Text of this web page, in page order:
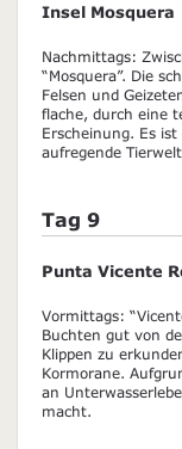
Insel Mosquera
Nachmittags:
“Mosquera”. Die
Felsen und
flache, durch eine
Erscheinung. Es
aufregende
Tag 9
Punta Vicente
Vormittags:
Buchten gut von
Klippen zu
Kormorane.
an
macht.